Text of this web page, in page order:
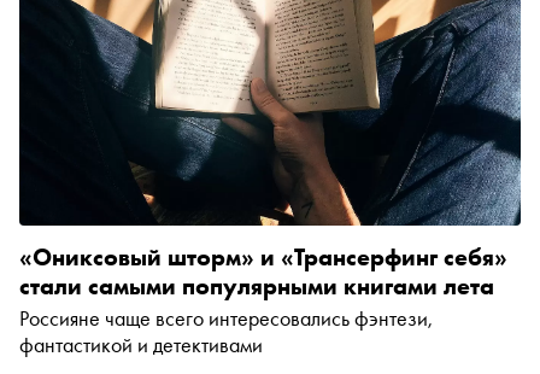
«Ониксовый шторм» и «Трансерфинг себя»
стали самыми популярными книгами лета
Россияне чаще всего интересовались фэнтези,
фантастикой и детективами